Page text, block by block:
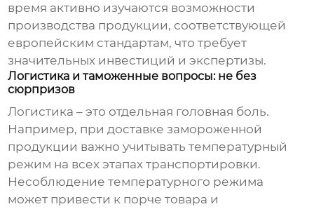
время активно изучаются возможности
производства продукции, соответствующей
европейским стандартам, что требует
значительных инвестиций и экспертизы.
Логистика и таможенные вопросы: не без
сюрпризов
Логистика – это отдельная головная боль.
Например, при доставке замороженной
продукции важно учитывать температурный
режим на всех этапах транспортировки.
Несоблюдение температурного режима
может привести к порче товара и